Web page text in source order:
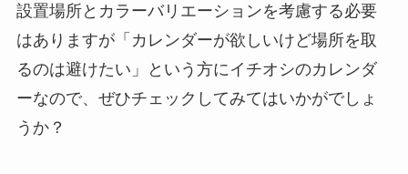
設置場所とカラーバリエーションを考慮する必要
はありますが「カレンダーが欲しいけど場所を取
るのは避けたい」という方にイチオシのカレンダ
ーなので、ぜひチェックしてみてはいかがでしょ
うか？